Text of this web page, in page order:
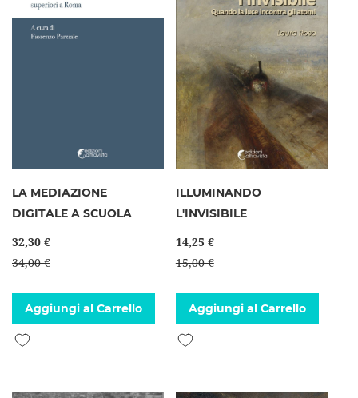
LA MEDIAZIONE
DIGITALE A SCUOLA
32,30 €
34,00 €
Aggiungi al Carrello
Aggiungi alla lista desideri
ILLUMINANDO
L'INVISIBILE
14,25 €
15,00 €
Aggiungi al Carrello
Aggiungi alla lista desideri